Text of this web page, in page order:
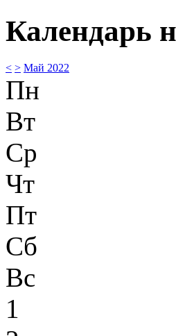
Календарь
< > Май 2022
Пн
Вт
Ср
Чт
Пт
Сб
Вс
1